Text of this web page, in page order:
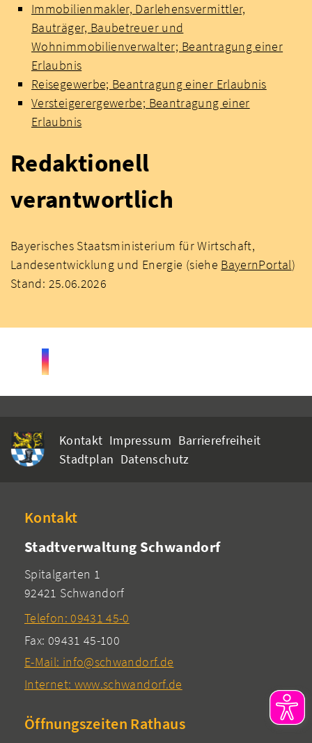
Immobilienmakler, Darlehensvermittler,
Bauträger, Baubetreuer und
Wohnimmobilienverwalter; Beantragung einer
Erlaubnis
Reisegewerbe; Beantragung einer Erlaubnis
Versteigerergewerbe; Beantragung einer
Erlaubnis
Redaktionell
verantwortlich
Bayerisches Staatsministerium für Wirtschaft,
Landesentwicklung und Energie (siehe BayernPortal)
Stand: 25.06.2026
Kontakt Impressum Barrierefreiheit
Stadtplan Datenschutz
Kontakt
Stadtverwaltung Schwandorf
Spitalgarten 1
92421 Schwandorf
Telefon: 09431 45-0
Fax: 09431 45-100
E-Mail: info@schwandorf.de
Internet: www.schwandorf.de
Öffnungszeiten Rathaus